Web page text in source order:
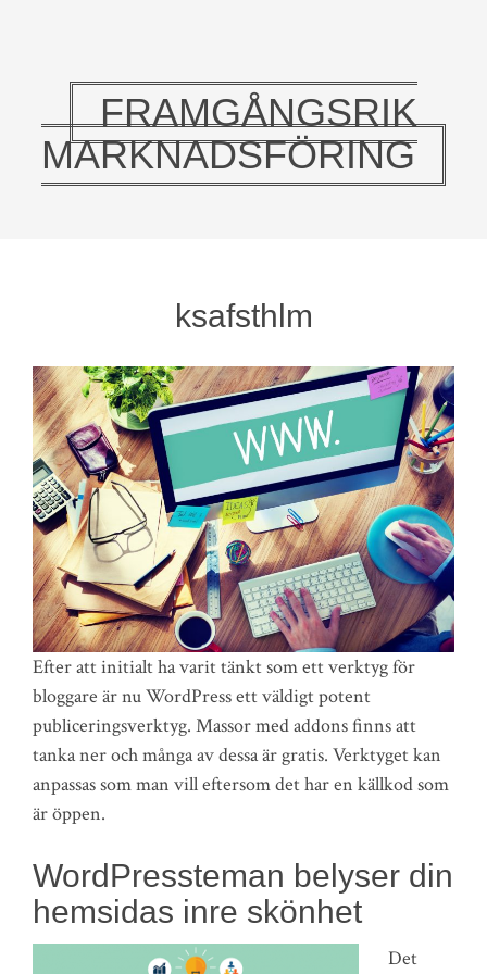
FRAMGÅNGSRIK
MARKNADSFÖRING
ksafsthlm
Efter att initialt ha varit tänkt som ett verktyg för
bloggare är nu WordPress ett väldigt potent
publiceringsverktyg. Massor med addons finns att
tanka ner och många av dessa är gratis. Verktyget kan
anpassas som man vill eftersom det har en källkod som
är öppen.
WordPressteman belyser din
hemsidas inre skönhet
Det